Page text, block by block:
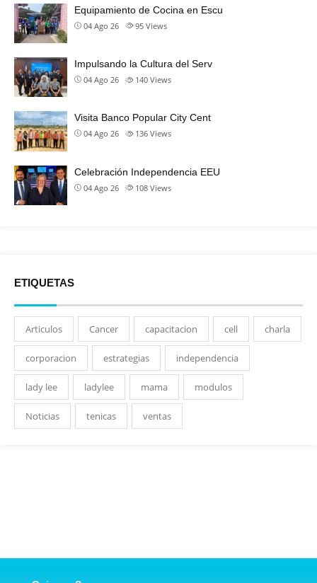
Equipamiento de Cocina en Escu
04 Ago 26 95 Views
Impulsando la Cultura del Serv
04 Ago 26 140 Views
Visita Banco Popular City Cent
04 Ago 26 136 Views
Celebración Independencia EEU
04 Ago 26 108 Views
ETIQUETAS
Articulos Cancer capacitacion cell charla
corporacion estrategias independencia
lady lee ladylee mama modulos
Noticias tenicas ventas